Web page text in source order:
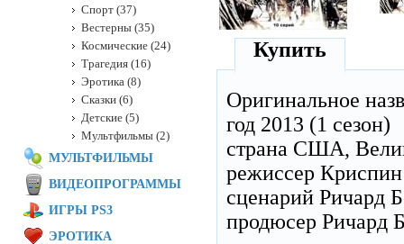
Купить
Оригинальное
год 2013 (1 сезон)
страна США,
режиссер
сценарий Ричард
продюсер Ричард
Спорт (37)
Вестерны (35)
Космические (24)
Трагедия (16)
Эротика (8)
Сказки (6)
Детские (5)
Мультфильмы (2)
МУЛЬТФИЛЬМЫ
ВИДЕОПРОГРАММЫ
ИГРЫ PS3
ЭРОТИКА